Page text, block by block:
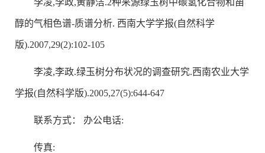
李凌,李政,黄静洁.2种来源绿玉树中碳氢化合物和甾
醇的气相色谱-质谱分析. 西南大学学报(自然科学
版).2007,29(2):102-105
李凌,李政.绿玉树分布状况的调查研究.西南农业大学
学报(自然科学版).2005,27(5):644-647
联系方式： 办公电话:
传真: